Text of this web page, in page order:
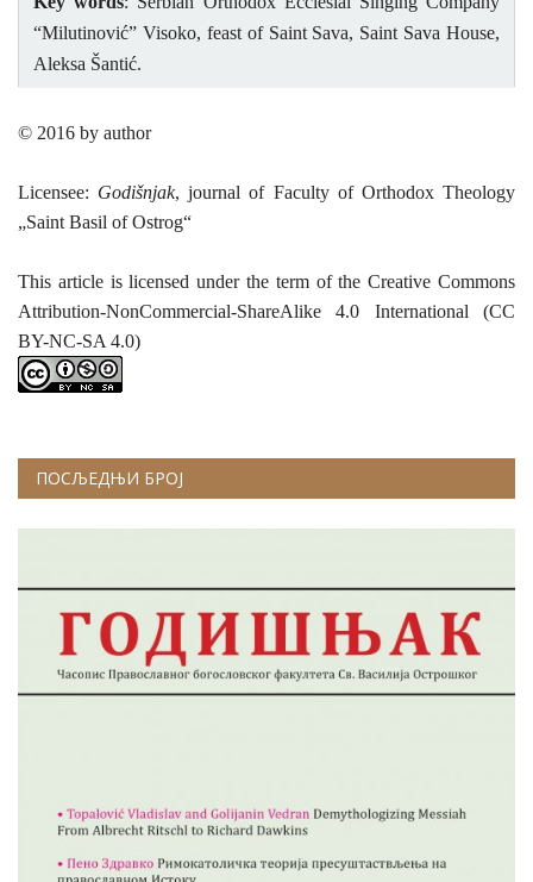
“Milutinović” Visoko, feast of Saint Sava, Saint Sava House,
Aleksa Šantić.
© 2016 by author
Licensee: Godišnjak, journal of Faculty of Orthodox Theology
„Saint Basil of Ostrog“
This article is licensed under the term of the Creative Commons
Attribution-NonCommercial-ShareAlike 4.0 International (CC
BY-NC-SA 4.0)
ПОСЉЕДЊИ БРОЈ